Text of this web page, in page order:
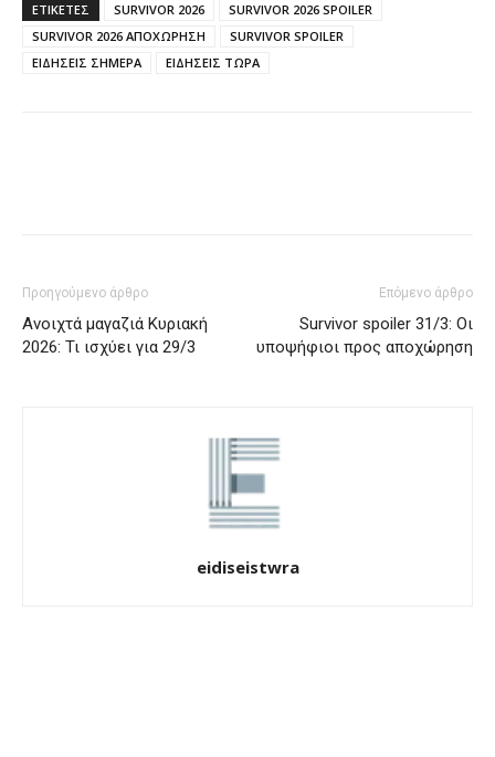
ΕΤΙΚΈΤΕΣ SURVIVOR 2026
SURVIVOR 2026 SPOILER
SURVIVOR 2026 ΑΠΟΧΩΡΗΣΗ
SURVIVOR SPOILER
ΕΙΔΗΣΕΙΣ ΣΗΜΕΡΑ
ΕΙΔΗΣΕΙΣ ΤΩΡΑ
Προηγούμενο άρθρο
Ανοιχτά μαγαζιά Κυριακή
2026: Τι ισχύει για 29/3
Επόμενο άρθρο
Survivor spoiler 31/3: Οι
υποψήφιοι προς αποχώρηση
eidiseistwra